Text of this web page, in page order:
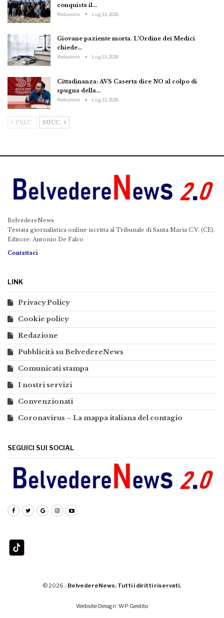
conquista il…
Redazione Lug 13, 2026
Giovane paziente morta. L’Ordine dei Medici
chiede…
Redazione Lug 13, 2026
Cittadinanza: AVS Caserta dice NO al colpo di
spugna della…
Redazione Lug 13, 2026
PREC. SUCC.
BelvedereNews
Testata giornalistica online iscritta al Tribunale di Santa Maria C.V. (CE).
Editore: Antonio De Falco
Contattaci
LINK
Privacy Policy
Cookie policy
Redazione
Pubblicità su BelvedereNews
Comunicati stampa
I nostri servizi
Convenzionati
Coronavirus – La mappa italiana del contagio
SEGUICI SUI SOCIAL
© 2026 - BelvedereNews. Tutti i diritti riservati.
Website Design: WP Gestito